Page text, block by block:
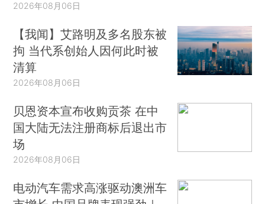
2026年08月06日
【我闻】艾路明及多名股东被
拘 当代系创始人因何此时被
清算
2026年08月06日
贝恩资本宣布收购贡茶 在中
国大陆无法注册商标后退出市
场
2026年08月06日
电动汽车需求高涨驱动澳洲车